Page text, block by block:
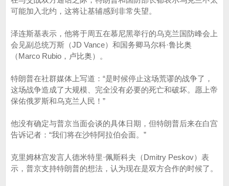
可能加入北约，这将让基辅感到非常失望。
泽连斯基表示，他将于周五在慕尼黑举行的乌克兰国防峰会上
会见副总统万斯（JD Vance）和国务卿马尔科·鲁比奥
（Marco Rubio，卢比奥）。
特朗普在社群媒体上写道：“是时候停止这场荒谬的战争了，
这场战争造成了大规模、完全没有必要的死亡和破坏。愿上帝
保佑俄罗斯和乌克兰人民！”
他没有确定与普京当面会谈的具体日期，但特朗普后来在白宫
告诉记者：“我们将在沙特阿拉伯会面。”
克里姆林宫发言人德米特里·佩斯科夫（Dmitry Peskov）表
示，普京支持特朗普的想法，认为现在是双方合作的时候了。